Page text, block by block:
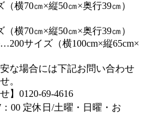
横70㎝×縦50㎝×奥行39㎝）
横70㎝×縦50㎝×奥行39㎝）
サイズ（横100cm×縦65cm×
な場合には下記お問い合わせ
。
】0120-69-4616
00 定休日/土曜・日曜・お